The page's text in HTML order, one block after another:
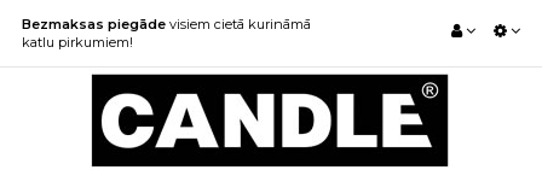
Bezmaksas piegāde visiem cietā kurināmā
katlu pirkumiem!